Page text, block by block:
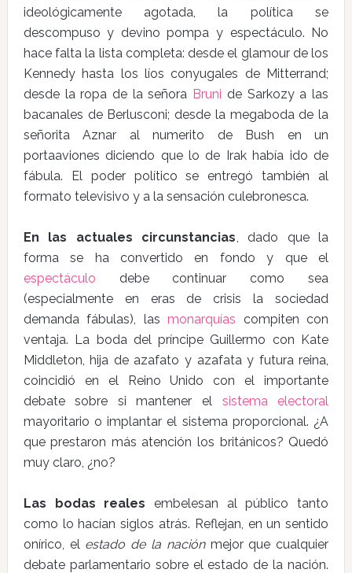
ideológicamente agotada, la política se
descompuso y devino pompa y espectáculo. No
hace falta la lista completa: desde el glamour de los
Kennedy hasta los líos conyugales de Mitterrand;
desde la ropa de la señora Bruni de Sarkozy a las
bacanales de Berlusconi; desde la megaboda de la
señorita Aznar al numerito de Bush en un
portaaviones diciendo que lo de Irak había ido de
fábula. El poder político se entregó también al
formato televisivo y a la sensación culebronesca.
En las actuales circunstancias, dado que la
forma se ha convertido en fondo y que el
espectáculo debe continuar como sea
(especialmente en eras de crisis la sociedad
demanda fábulas), lasmonarquías compiten con
ventaja. La boda del príncipe Guillermo con Kate
Middleton, hija de azafato y azafata y futura reina,
coincidió en el Reino Unido con el importante
debate sobre si mantener el sistema electoral
mayoritario o implantar el sistema proporcional. ¿A
que prestaron más atención los británicos? Quedó
muy claro, ¿no?
Las bodas reales embelesan al público tanto
como lo hacían siglos atrás. Reflejan, en un sentido
onírico, el estado de la naciónmejor que cualquier
debate parlamentario sobre el estado de la nación.